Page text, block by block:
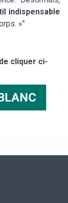
indispensable
»"
cliquer ci-